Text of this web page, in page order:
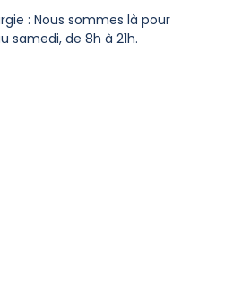
: Nous sommes là pour
samedi, de 8h à 21h.